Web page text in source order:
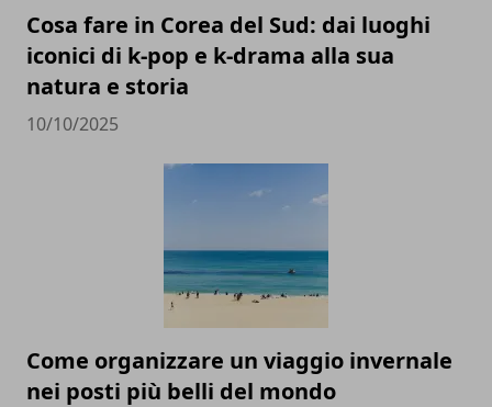
Cosa fare in Corea del Sud: dai luoghi
iconici di k-pop e k-drama alla sua
natura e storia
10/10/2025
Come organizzare un viaggio invernale
nei posti più belli del mondo